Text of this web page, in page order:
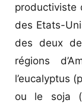
productiviste
des Etats-
des deux
régions
l’eucalyptus
ou le soja